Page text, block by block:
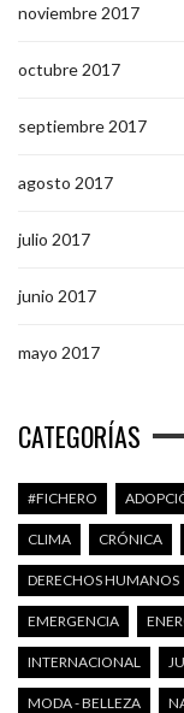
noviembre 2017
octubre 2017
septiembre 2017
agosto 2017
julio 2017
junio 2017
mayo 2017
CATEGORÍAS
#FICHERO
CLIMA CRÓNICA
DERECHOS HUMANOS
EMERGENCIA
INTERNACIONAL
MODA - BELLEZA